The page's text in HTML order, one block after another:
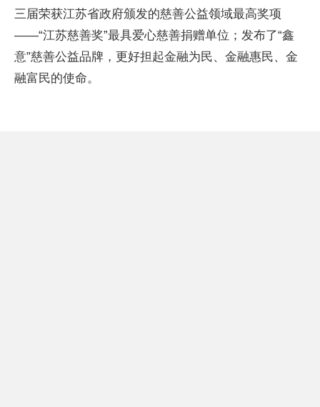
三届荣获江苏省政府颁发的慈善公益领域最高奖项
——“江苏慈善奖”最具爱心慈善捐赠单位；发布了“鑫
意”慈善公益品牌，更好担起金融为民、金融惠民、金
融富民的使命。